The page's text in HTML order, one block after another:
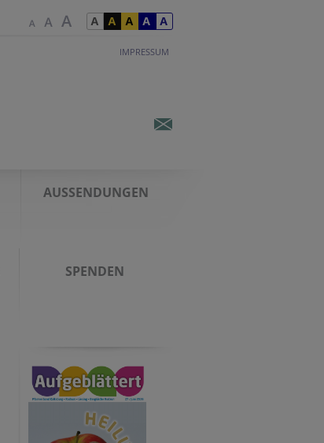
IMPRESSUM
AUSSENDUNGEN
SPENDEN